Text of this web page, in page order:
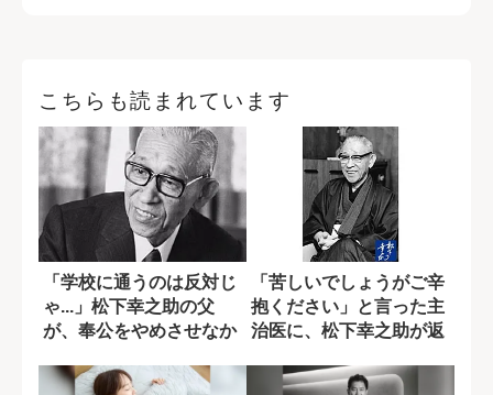
こちらも読まれています
「学校に通うのは反対じ
ゃ...」松下幸之助の父
が、奉公をやめさせなか
「苦しいでしょうがご辛
抱ください」と言った主
治医に、松下幸之助が返